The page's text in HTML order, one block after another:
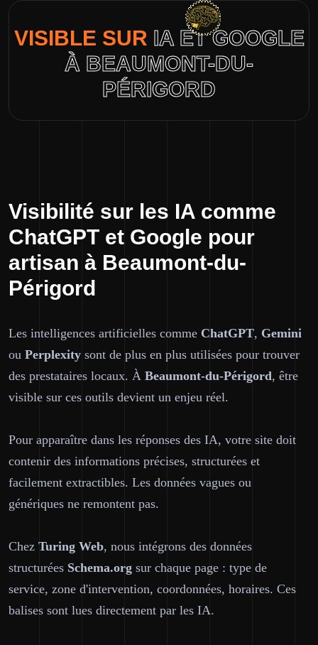
VISIBLE SUR IA ET GOOGLE
À BEAUMONT-DU-
PÉRIGORD
Visibilité sur les IA comme
ChatGPT et Google pour
artisan à Beaumont-du-
Périgord
Les intelligences artificielles comme ChatGPT, Gemini
ou Perplexity sont de plus en plus utilisées pour trouver
des prestataires locaux. À Beaumont-du-Périgord, être
visible sur ces outils devient un enjeu réel.
Pour apparaître dans les réponses des IA, votre site doit
contenir des informations précises, structurées et
facilement extractibles. Les données vagues ou
génériques ne remontent pas.
Chez Turing Web, nous intégrons des données
structurées Schema.org sur chaque page : type de
service, zone d'intervention, coordonnées, horaires. Ces
balises sont lues directement par les IA.